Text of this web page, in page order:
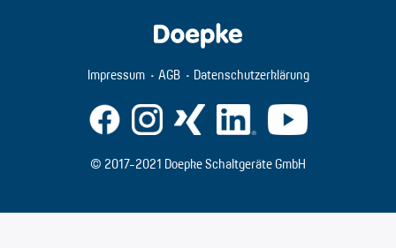
Impressum AGB Datenschutzerklärung
© 2017-2021 Doepke Schaltgeräte GmbH